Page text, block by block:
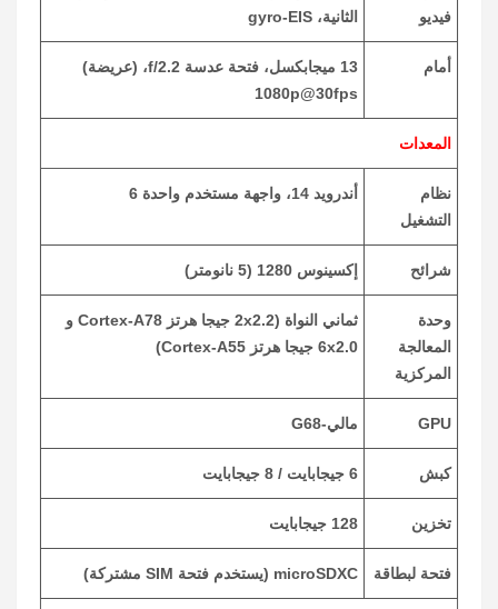
فيديو
الثانية، gyro-EIS
أمام
13 ميجابكسل، فتحة عدسة f/2.2، (عريضة)
1080p@30fps
المعدات
نظام
التشغيل
أندرويد 14، واجهة مستخدم واحدة 6
شرائح إكسينوس 1280 (5 نانومتر)
وحدة
المعالجة
المركزية
ثماني النواة (2x2.2 جيجا هرتز Cortex-A78 و
6x2.0 جيجا هرتز Cortex-A55)
GPU مالي-G68
كبش 6 جيجابايت / 8 جيجابايت
تخزين 128 جيجابايت
فتحة لبطاقة microSDXC (يستخدم فتحة SIM مشتركة)